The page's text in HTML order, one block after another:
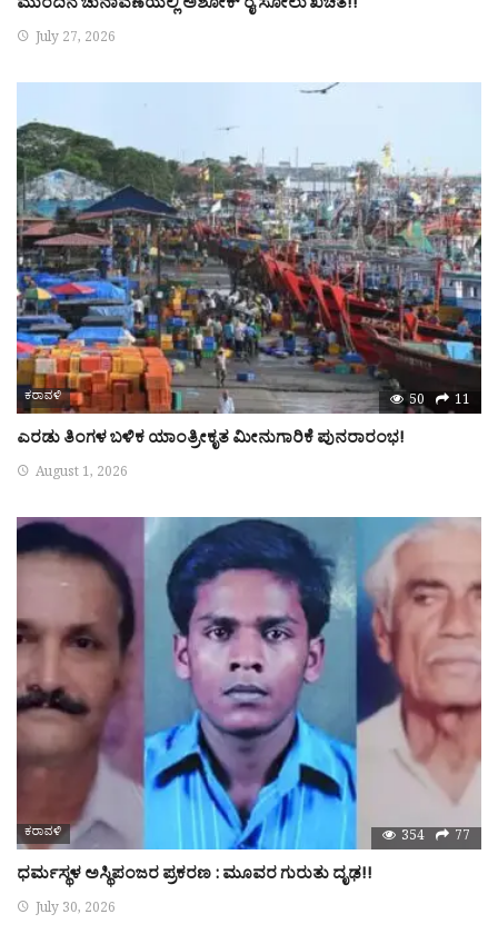
ಮುಂದಿನ ಚುನಾವಣೆಯಲ್ಲಿ ಅಶೋಕ್ ರೈ ಸೋಲು ಖಚಿತ!!
July 27, 2026
ಕರಾವಳಿ 50 11
ಎರಡು ತಿಂಗಳ ಬಳಿಕ ಯಾಂತ್ರೀಕೃತ ಮೀನುಗಾರಿಕೆ ಪುನರಾರಂಭ!
August 1, 2026
ಕರಾವಳಿ 354 77
ಧರ್ಮಸ್ಥಳ ಅಸ್ಥಿಪಂಜರ ಪ್ರಕರಣ : ಮೂವರ ಗುರುತು ದೃಢ!!
July 30, 2026